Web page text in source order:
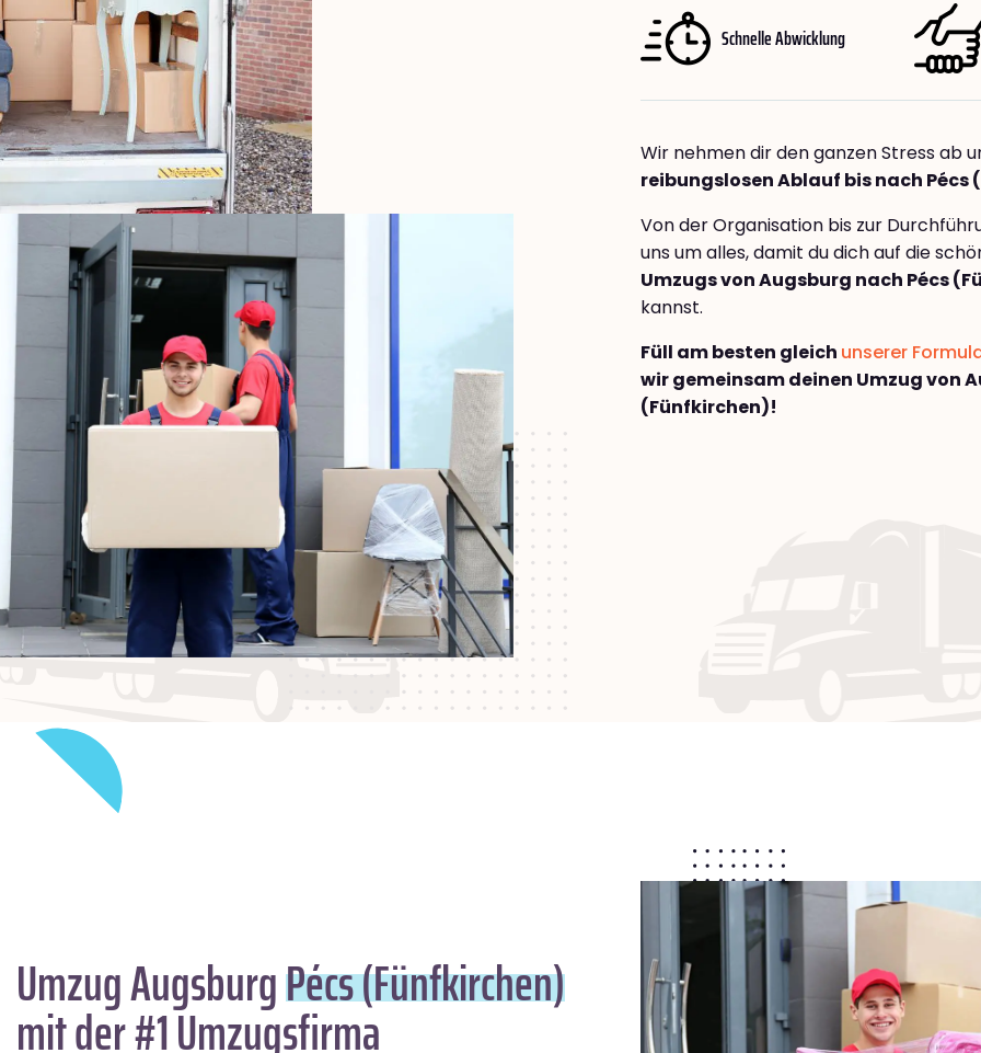
Schnelle Abwicklung
Wir nehmen dir den ganzen Stress ab
reibungslosen Ablauf bis nach Pécs
Von der Organisation bis zur
uns um alles, damit du dich auf die
Umzugs von Augsburg nach Pécs
kannst.
Füll am besten gleich unserer
wir gemeinsam deinen Umzug von
(Fünfkirchen)!
Umzug AugsburgPécs (Fünfkirchen)
mit der #1 Umzugsfirma